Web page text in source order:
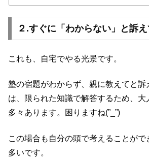
２.すぐに「わからない」と訴
これも、自宅でやる光景です。
塾の宿題がわからず、親に教えてと訴
は、限られた知識で解答するため、
多々あります。困りますね(”_”)
この場合も自分の頭で考えることが
多いです。